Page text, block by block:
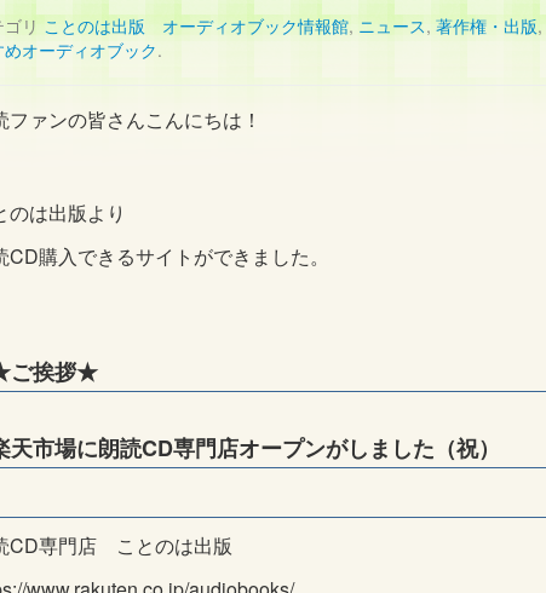
リ ことのは出版 オーディオブック情報館, ニュース, 著作権・出版,
オーディオブック.
ファンの皆さんこんにちは！
のは出版より
CD購入できるサイトができました。
挨拶★
天市場に朗読CD専門店オープンがしました（祝）
CD専門店 ことのは出版